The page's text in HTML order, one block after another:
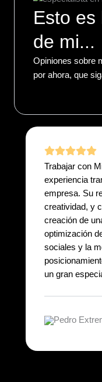
Esto es
de mi...
Opiniones sobre
por ahora, que
Trabajar con
experiencia
empresa. Su
creatividad, y
creación de
optimización
sociales y la
un gran